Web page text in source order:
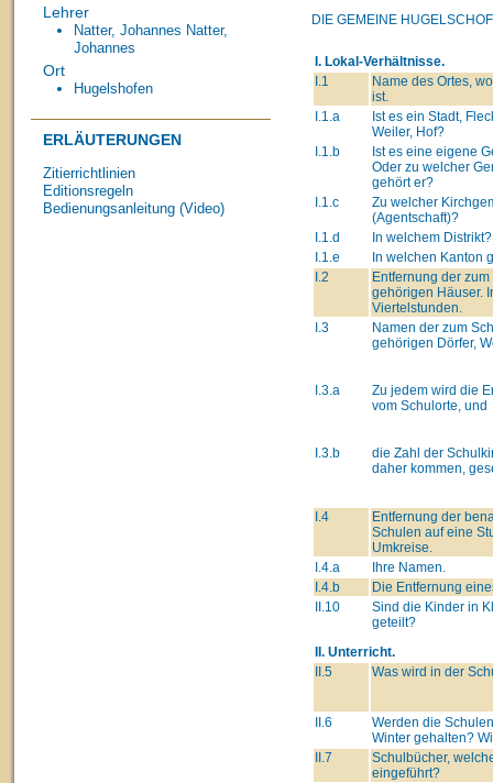
Lehrer
Natter, Johannes Natter,
Johannes
Ort
Hugelshofen
ERLÄUTERUNGEN
Zitierrichtlinien
Editionsregeln
Bedienungsanleitung (Video)
DIE GEMEINE
I. Lokal-Verhältnisse.
I.1
Name des Ortes,
ist.
I.1.a
Ist es ein Stadt,
Weiler, Hof?
I.1.b
Ist es eine eigene
Oder zu welcher
gehört er?
I.1.c
Zu welcher
(Agentschaft)?
I.1.d
In welchem Distrikt?
I.1.e
In welchen Kanton
I.2
Entfernung der
gehörigen Häuser.
Viertelstunden.
I.3
Namen der zum
gehörigen Dörfer,
I.3.a
Zu jedem wird die
vom Schulorte, und
I.3.b
die Zahl der
daher kommen,
I.4
Entfernung der
Schulen auf eine
Umkreise.
I.4.a
Ihre Namen.
I.4.b
Die Entfernung
II.10
Sind die Kinder in
geteilt?
II. Unterricht.
II.5
Was wird in der
II.6
Werden die
Winter gehalten?
II.7
Schulbücher,
eingeführt?